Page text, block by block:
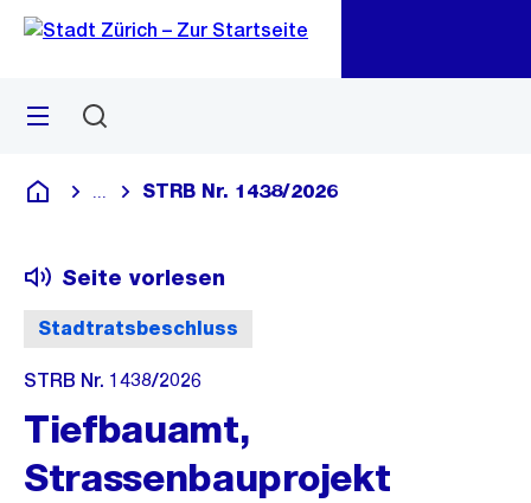
Navigation
Sprunglink
Menü
Deutsch
Blende alle Breadcrumbs ein
STRB Nr. 1438/2026
Stadtratsbeschluss
Seite vorlesen
STRB Nr. 1438/2026
Tiefbauamt,
Strassenbauprojekt